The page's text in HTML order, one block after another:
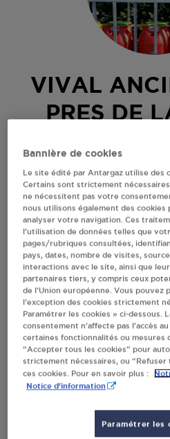
VIVAL
PRES DE
ROUTE DU
07210
Revendeur de
S'Y
AFFICHER LE
RECEVOIR LES
En cliquant sur « S’y rendre »,
d’informations (dont mon adresse
par Google Maps afin d’afficher la
Bannière de cookies
Le site édité par Antargaz utilise des
Certains sont strictement
ne nécessitent pas votre
nous utilisons également des cookies
analyser votre navigation. Ces
l’utilisation de données telles que
pages/rubriques consultées,
pays, dates, nombre de visites,
interactions avec le site, ainsi que
partenaires tiers, y compris ceux
de l’Union européenne. Vous pouvez
l’exception des cookies strictement
Paramétrer les cookies » ci-dessous.
consentement n’affecte pas l’accès
certaines fonctionnalités ou mesures
“Accepter tous les cookies” pour
strictement nécessaires, ou “Refuser
ces cookies. Pour en savoir plus :
Notice d'information
Paramétrer les